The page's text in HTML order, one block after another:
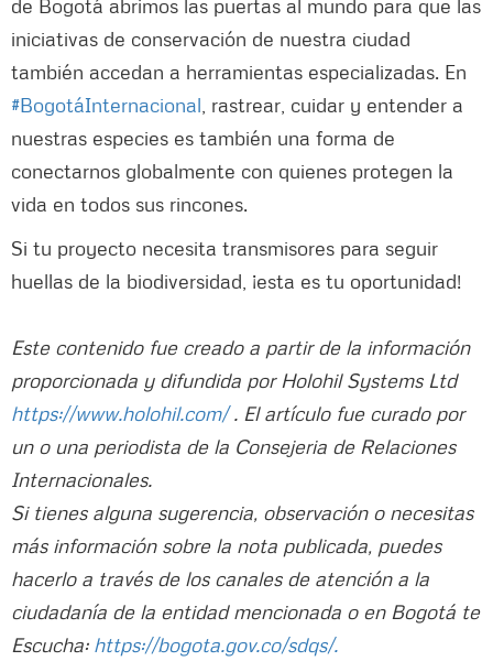
de Bogotá abrimos las puertas al mundo para que las
iniciativas de conservación de nuestra ciudad
también accedan a herramientas especializadas. En
#BogotáInternacional , rastrear, cuidar y entender a
nuestras especies es también una forma de
conectarnos globalmente con quienes protegen la
vida en todos sus rincones.
Si tu proyecto necesita transmisores para seguir
huellas de la biodiversidad, ¡esta es tu oportunidad!
Este contenido fue creado a partir de la información
proporcionada y difundida por Holohil Systems Ltd
https://www.holohil.com/. El artículo fue curado por
un o una periodista de la Consejeria de Relaciones
Internacionales.
Si tienes alguna sugerencia, observación o necesitas
más información sobre la nota publicada, puedes
hacerlo a través de los canales de atención a la
ciudadanía de la entidad mencionada o en Bogotá te
Escucha: https://bogota.gov.co/sdqs/.